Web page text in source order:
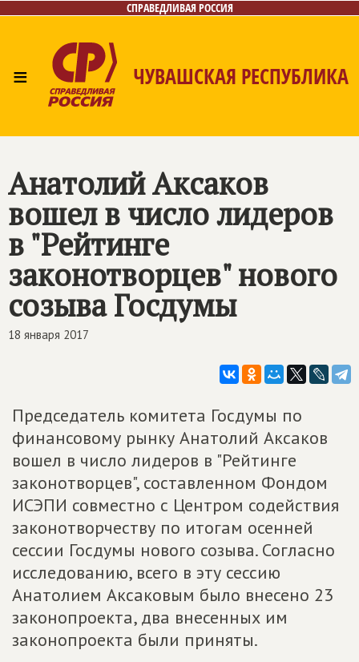
СПРАВЕДЛИВАЯ РОССИЯ
≡ ЧУВАШСКАЯ РЕСПУБЛИКА
Контакты
Анатолий Аксаков
вошел в число лидеров
в "Рейтинге
законотворцев" нового
созыва Госдумы
18 января 2017
Председатель комитета Госдумы по
финансовому рынку Анатолий Аксаков
вошел в число лидеров в "Рейтинге
законотворцев", составленном Фондом
ИСЭПИ совместно с Центром содействия
законотворчеству по итогам осенней
сессии Госдумы нового созыва. Согласно
исследованию, всего в эту сессию
Анатолием Аксаковым было внесено 23
законопроекта, два внесенных им
законопроекта были приняты.